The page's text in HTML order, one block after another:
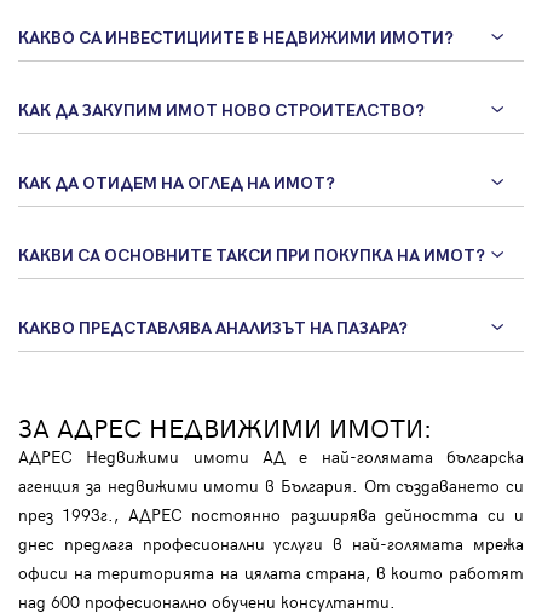
КАКВО СА ИНВЕСТИЦИИТЕ В НЕДВИЖИМИ ИМОТИ?
КАК ДА ЗАКУПИМ ИМОТ НОВО СТРОИТЕЛСТВО?
КАК ДА ОТИДЕМ НА ОГЛЕД НА ИМОТ?
КАКВИ СА ОСНОВНИТЕ ТАКСИ ПРИ ПОКУПКА НА ИМОТ?
КАКВО ПРЕДСТАВЛЯВА АНАЛИЗЪТ НА ПАЗАРА?
ЗА АДРЕС НЕДВИЖИМИ ИМОТИ:
АДРЕС Недвижими имоти АД е най-голямата българска
агенция за недвижими имоти в България. От създаването си
през 1993г., АДРЕС постоянно разширява дейността си и
днес предлага професионални услуги в най-голямата мрежа
офиси на територията на цялата страна, в които работят
над 600 професионално обучени консултанти.